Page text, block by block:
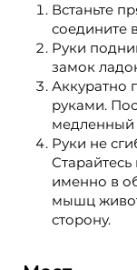
Встаньте
соедините
Руки
замок
Аккуратно
руками.
медленный
Руки не
именно в
мышц
сторону.